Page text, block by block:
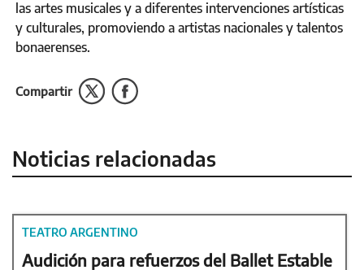
las artes musicales y a diferentes intervenciones artísticas
y culturales, promoviendo a artistas nacionales y talentos
bonaerenses.
Compartir
Noticias relacionadas
TEATRO ARGENTINO
Audición para refuerzos del Ballet Estable